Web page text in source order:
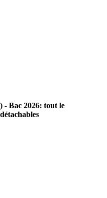
- Bac 2026: tout le